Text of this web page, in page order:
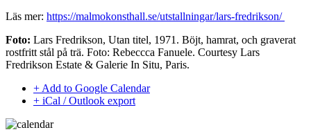
Läs mer: https://malmokonsthall.se/utstallningar/lars-fredrikson/
Foto: Lars Fredrikson, Utan titel, 1971. Böjt, hamrat, och graverat
rostfritt stål på trä. Foto: Rebeccca Fanuele. Courtesy Lars
Fredrikson Estate & Galerie In Situ, Paris.
+ Add to Google Calendar
+ iCal / Outlook export